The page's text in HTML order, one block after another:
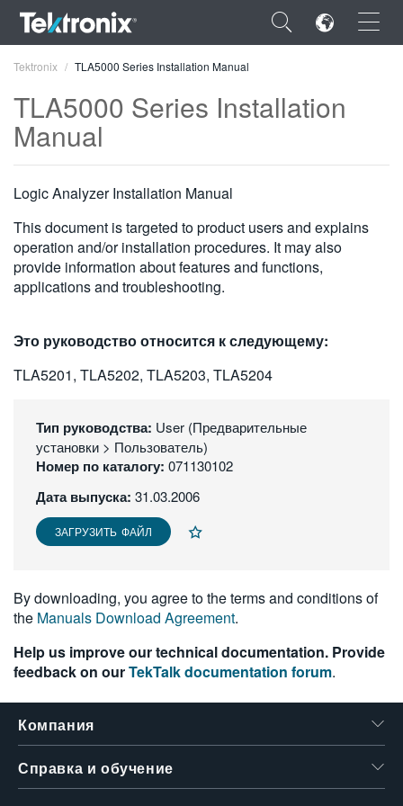
×
DEUTSCH
VIỆT NAM
日本語
한국어
Tektronix TLA5000 Series Installation Manual
TLA5000 Series Installation
Manual
Logic Analyzer Installation Manual
This document is targeted to product users and explains
operation and/or installation procedures. It may also
provide information about features and functions,
applications and troubleshooting.
Это руководство относится к следующему:
TLA5201, TLA5202, TLA5203, TLA5204
Тип руководства: User (Предварительные
установки > Пользователь)
Номер по каталогу: 071130102
Дата выпуска: 31.03.2006
ЗАГРУЗИТЬ ФАЙЛ
By downloading, you agree to the terms and conditions of
the Manuals Download Agreement.
Help us improve our technical documentation. Provide
feedback on ourTekTalk documentation forum.
Компания
Справка и обучение